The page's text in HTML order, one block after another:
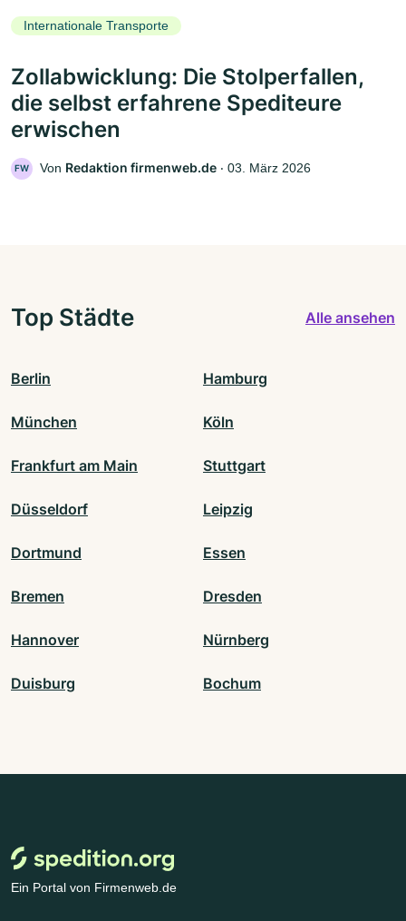
Internationale Transporte
Zollabwicklung: Die Stolperfallen,
die selbst erfahrene Spediteure
erwischen
FW Von Redaktion firmenweb.de ‧ 03. März 2026
Top Städte Alle ansehen
Berlin Hamburg
München Köln
Frankfurt am Main Stuttgart
Düsseldorf Leipzig
Dortmund Essen
Bremen Dresden
Hannover Nürnberg
Duisburg Bochum
Ein Portal von Firmenweb.de